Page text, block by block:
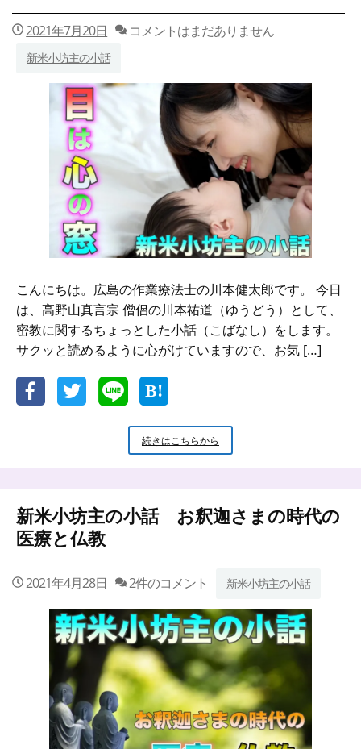
2021年7月20日 コメントはまだありません
新米小坊主の小話
こんにちは。広島の作業療法士の川本健太郎です。 今日
は、高野山真言宗 僧侶の川本祐道（ゆうどう）として、
密教に関するちょっとした小話（こばなし）をします。
サクッと読めるように心がけていますので、お気 […]
続きはこちらから
米
の
目
は
心
の
窓
新米小坊主の小話 お釈迦さまの時代の
医療と仏教
2021年4月28日 2件のコメント 新米小坊主の小話